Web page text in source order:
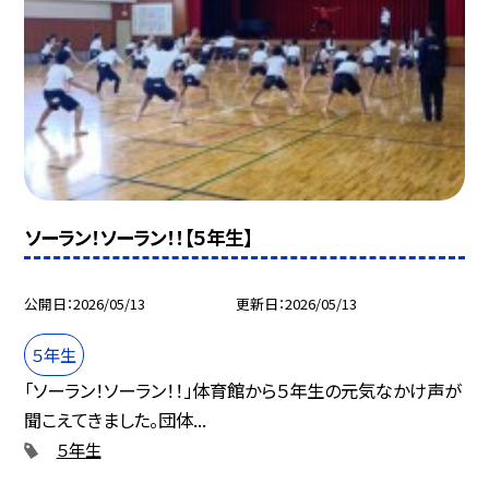
ソーラン！ソーラン！！【５年生】
公開日 2026/05/13 更新日 2026/05/13
５年生
「ソーラン！ソーラン！！」体育館から５年生の元気なかけ声が
聞こえてきました。団体...
５年生